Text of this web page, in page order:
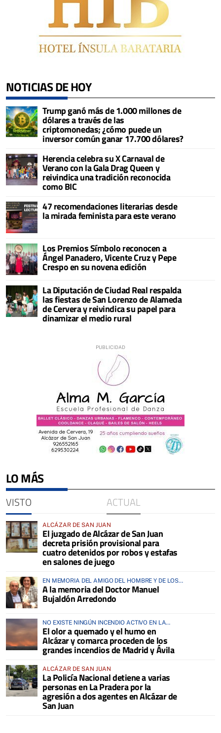
NOTICIAS DE HOY
Trump ganó más de 1.000 millones de
dólares a través de las
criptomonedas; ¿cómo puede un
inversor común ganar 17.700 dólares?
Herencia celebra su X Carnaval de
Verano con la Gala Drag Queen y
reivindica una tradición reconocida
como BIC
47 recomendaciones literarias desde
la mirada feminista para este verano
Los Premios Símbolo reconocen a
Ángel Panadero, Vicente Cruz y Pepe
Crespo en su novena edición
La Diputación de Ciudad Real respalda
las fiestas de San Lorenzo de Alameda
de Cervera y reivindica su papel para
dinamizar el medio rural
LO MÁS
VISTO ACTUAL
ALCÁZAR DE SAN JUAN
El juzgado de Alcázar de San Juan
decreta prisión provisional para
cuatro detenidos por robos y estafas
en salones de juego
EN MEMORIA DEL AMIGO DEL HOMBRE Y DE LOS
ANIMALES
A la memoria del Doctor Manuel
Bujaldón Arredondo
NO EXISTE NINGÚN INCENDIO ACTIVO EN LA
COMARCA
El olor a quemado y el humo en
Alcázar y comarca proceden de los
grandes incendios de Madrid y Ávila
ALCÁZAR DE SAN JUAN
La Policía Nacional detiene a varias
personas en La Pradera por la
agresión a dos agentes en Alcázar de
San Juan